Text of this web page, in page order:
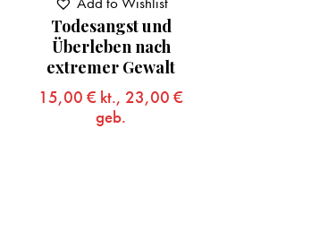
Todesangst und
Überleben nach
extremer Gewalt
15,00€ kt., 23,00€
geb.